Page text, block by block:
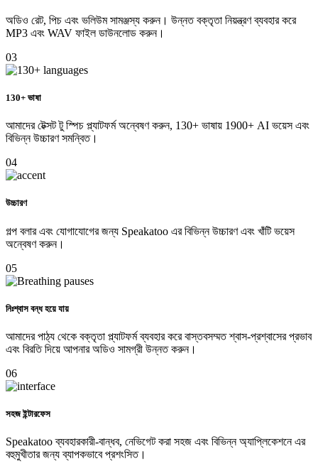
অডিও রেট, পিচ এবং ভলিউম সামঞ্জস্য করুন। উন্নত বক্তৃতা নিয়ন্ত্রণ ব্যবহার করে
MP3 এবং WAV ফাইল ডাউনলোড করুন।
03
130+ ভাষা
আমাদের টেক্সট টু স্পিচ প্ল্যাটফর্ম অন্বেষণ করুন, 130+ ভাষায় 1900+ AI ভয়েস এবং
বিভিন্ন উচ্চারণ সমন্বিত।
04
উচ্চারণ
গল্প বলার এবং যোগাযোগের জন্য Speakatoo এর বিভিন্ন উচ্চারণ এবং খাঁটি ভয়েস
অন্বেষণ করুন।
05
নিঃশ্বাস বন্ধ হয়ে যায়
আমাদের পাঠ্য থেকে বক্তৃতা প্ল্যাটফর্ম ব্যবহার করে বাস্তবসম্মত শ্বাস-প্রশ্বাসের প্রভাব
এবং বিরতি দিয়ে আপনার অডিও সামগ্রী উন্নত করুন।
06
সহজ ইন্টারফেস
Speakatoo ব্যবহারকারী-বান্ধব, নেভিগেট করা সহজ এবং বিভিন্ন অ্যাপ্লিকেশনে এর
বহুমুখীতার জন্য ব্যাপকভাবে প্রশংসিত।